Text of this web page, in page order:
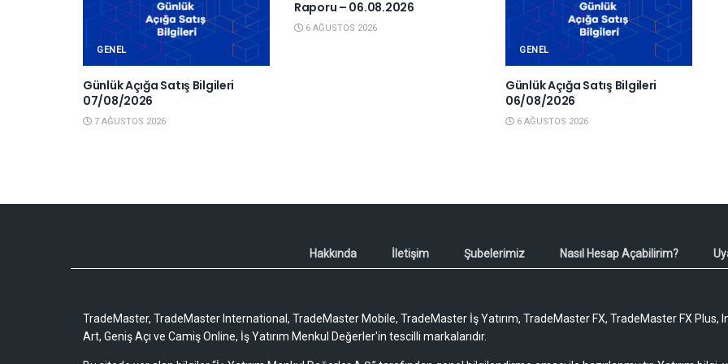
GENEL
Günlük Açığa Satış Bilgileri
07/08/2026
7 AĞUSTOS 2026
Raporu – 06.08.2026
6 AĞUSTOS 2026
GENEL
Günlük Açığa Satış Bilgileri
06/08/2026
6 AĞUSTOS 2026
Hakkında İletişim Şubelerimiz Nasıl Hesap Açabilirim?
TradeMaster, TradeMaster International, TradeMaster Mobile, TradeMaster İş Yatırım, TradeMaster FX, TradeMaster FX Plus,
Art, Geniş Açı ve Camiş Online, İş Yatırım Menkul Değerler'in tescilli markalarıdır.